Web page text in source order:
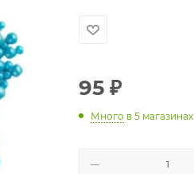
95 ₽
Много в 5 магазинах